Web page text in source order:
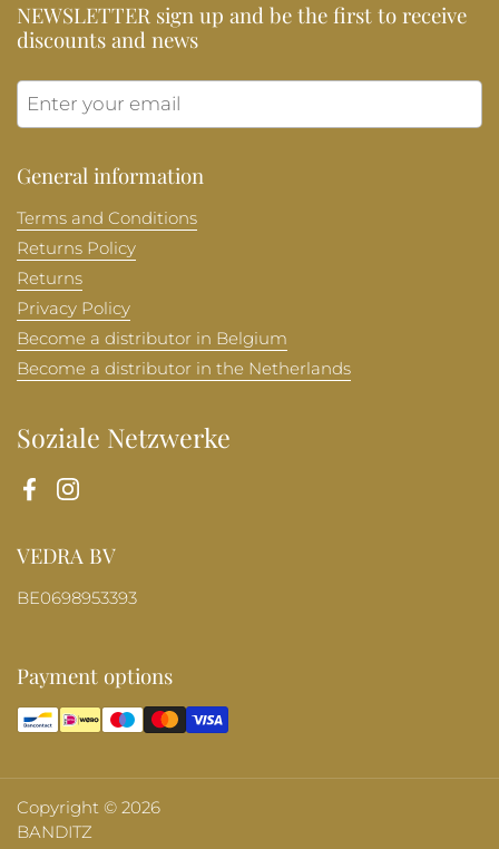
NEWSLETTER sign up and be the first to receive
discounts and news
General information
Terms and Conditions
Returns Policy
Returns
Privacy Policy
Become a distributor in Belgium
Become a distributor in the Netherlands
Soziale Netzwerke
FacebookInstagram
VEDRA BV
BE0698953393
Payment options
Copyright © 2026
BANDITZ